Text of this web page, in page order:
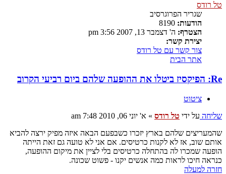
טל רודס
שגריר הפרוגרסיב
הודעות:
הצטרף: ה' דצמבר 13, 2007 3:56 pm
יצירת קשר:
צור קשר עם טל רודס
אתר הבית
Re: הפיקסיז ביטלו את ההופעה שלהם ביום רביעי הקרוב
ציטוט
שליחה על ידי טל רודס » א' יוני 06, 2010 7:48 am
שהמעריצים שלהם בארץ יזכרו כשבפעם הבאה איזה מפיק ירצה להביא
אותם שוב, אז לא לקנות כרטיסים. אם אני לא טועה גם זאת הייתה
הופעה שמכרו לה בהתחלה כרטיסים בלי לציין את מיקום ההופעה,
כנראה חיכו לראות כמה אנשים יקנו - פשוט שכונה.
חזרה למעלה